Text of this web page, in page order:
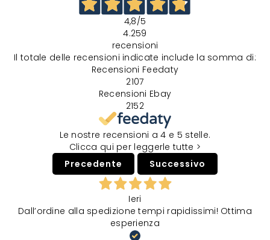
4,8/5
4.259
recensioni
Il totale delle recensioni indicate include la somma di:
Recensioni Feedaty
2107
Recensioni Ebay
2152
Le nostre recensioni a 4 e 5 stelle.
Clicca qui per leggerle tutte >
Precedente
Successivo
Ieri
Dall’ordine alla spedizione tempi rapidissimi! Ottima
esperienza